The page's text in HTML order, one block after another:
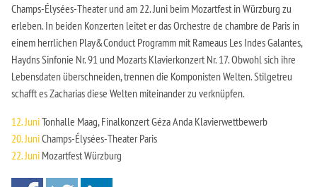
Champs-Élysées-Theater und am 22. Juni beim Mozartfest in Würzburg zu
erleben. In beiden Konzerten leitet er das Orchestre de chambre de Paris in
einem herrlichen Play&Conduct Programm mit Rameaus Les Indes Galantes,
Haydns Sinfonie Nr. 91 und Mozarts Klavierkonzert Nr. 17. Obwohl sich ihre
Lebensdaten überschneiden, trennen die Komponisten Welten. Stilgetreu
schafft es Zacharias diese Welten miteinander zu verknüpfen.
12. JuniTonhalle Maag, Finalkonzert Géza Anda Klavierwettbewerb
20. JuniChamps-Élysées-Theater Paris
22. Juni Mozartfest Würzburg